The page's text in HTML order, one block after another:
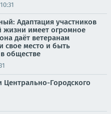
10:31
Адаптация участников
жизни имеет огромное
даёт ветеранам
свое место и быть
обществе
Городского